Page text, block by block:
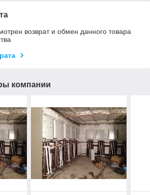
возврат и обмен данного товара
компании